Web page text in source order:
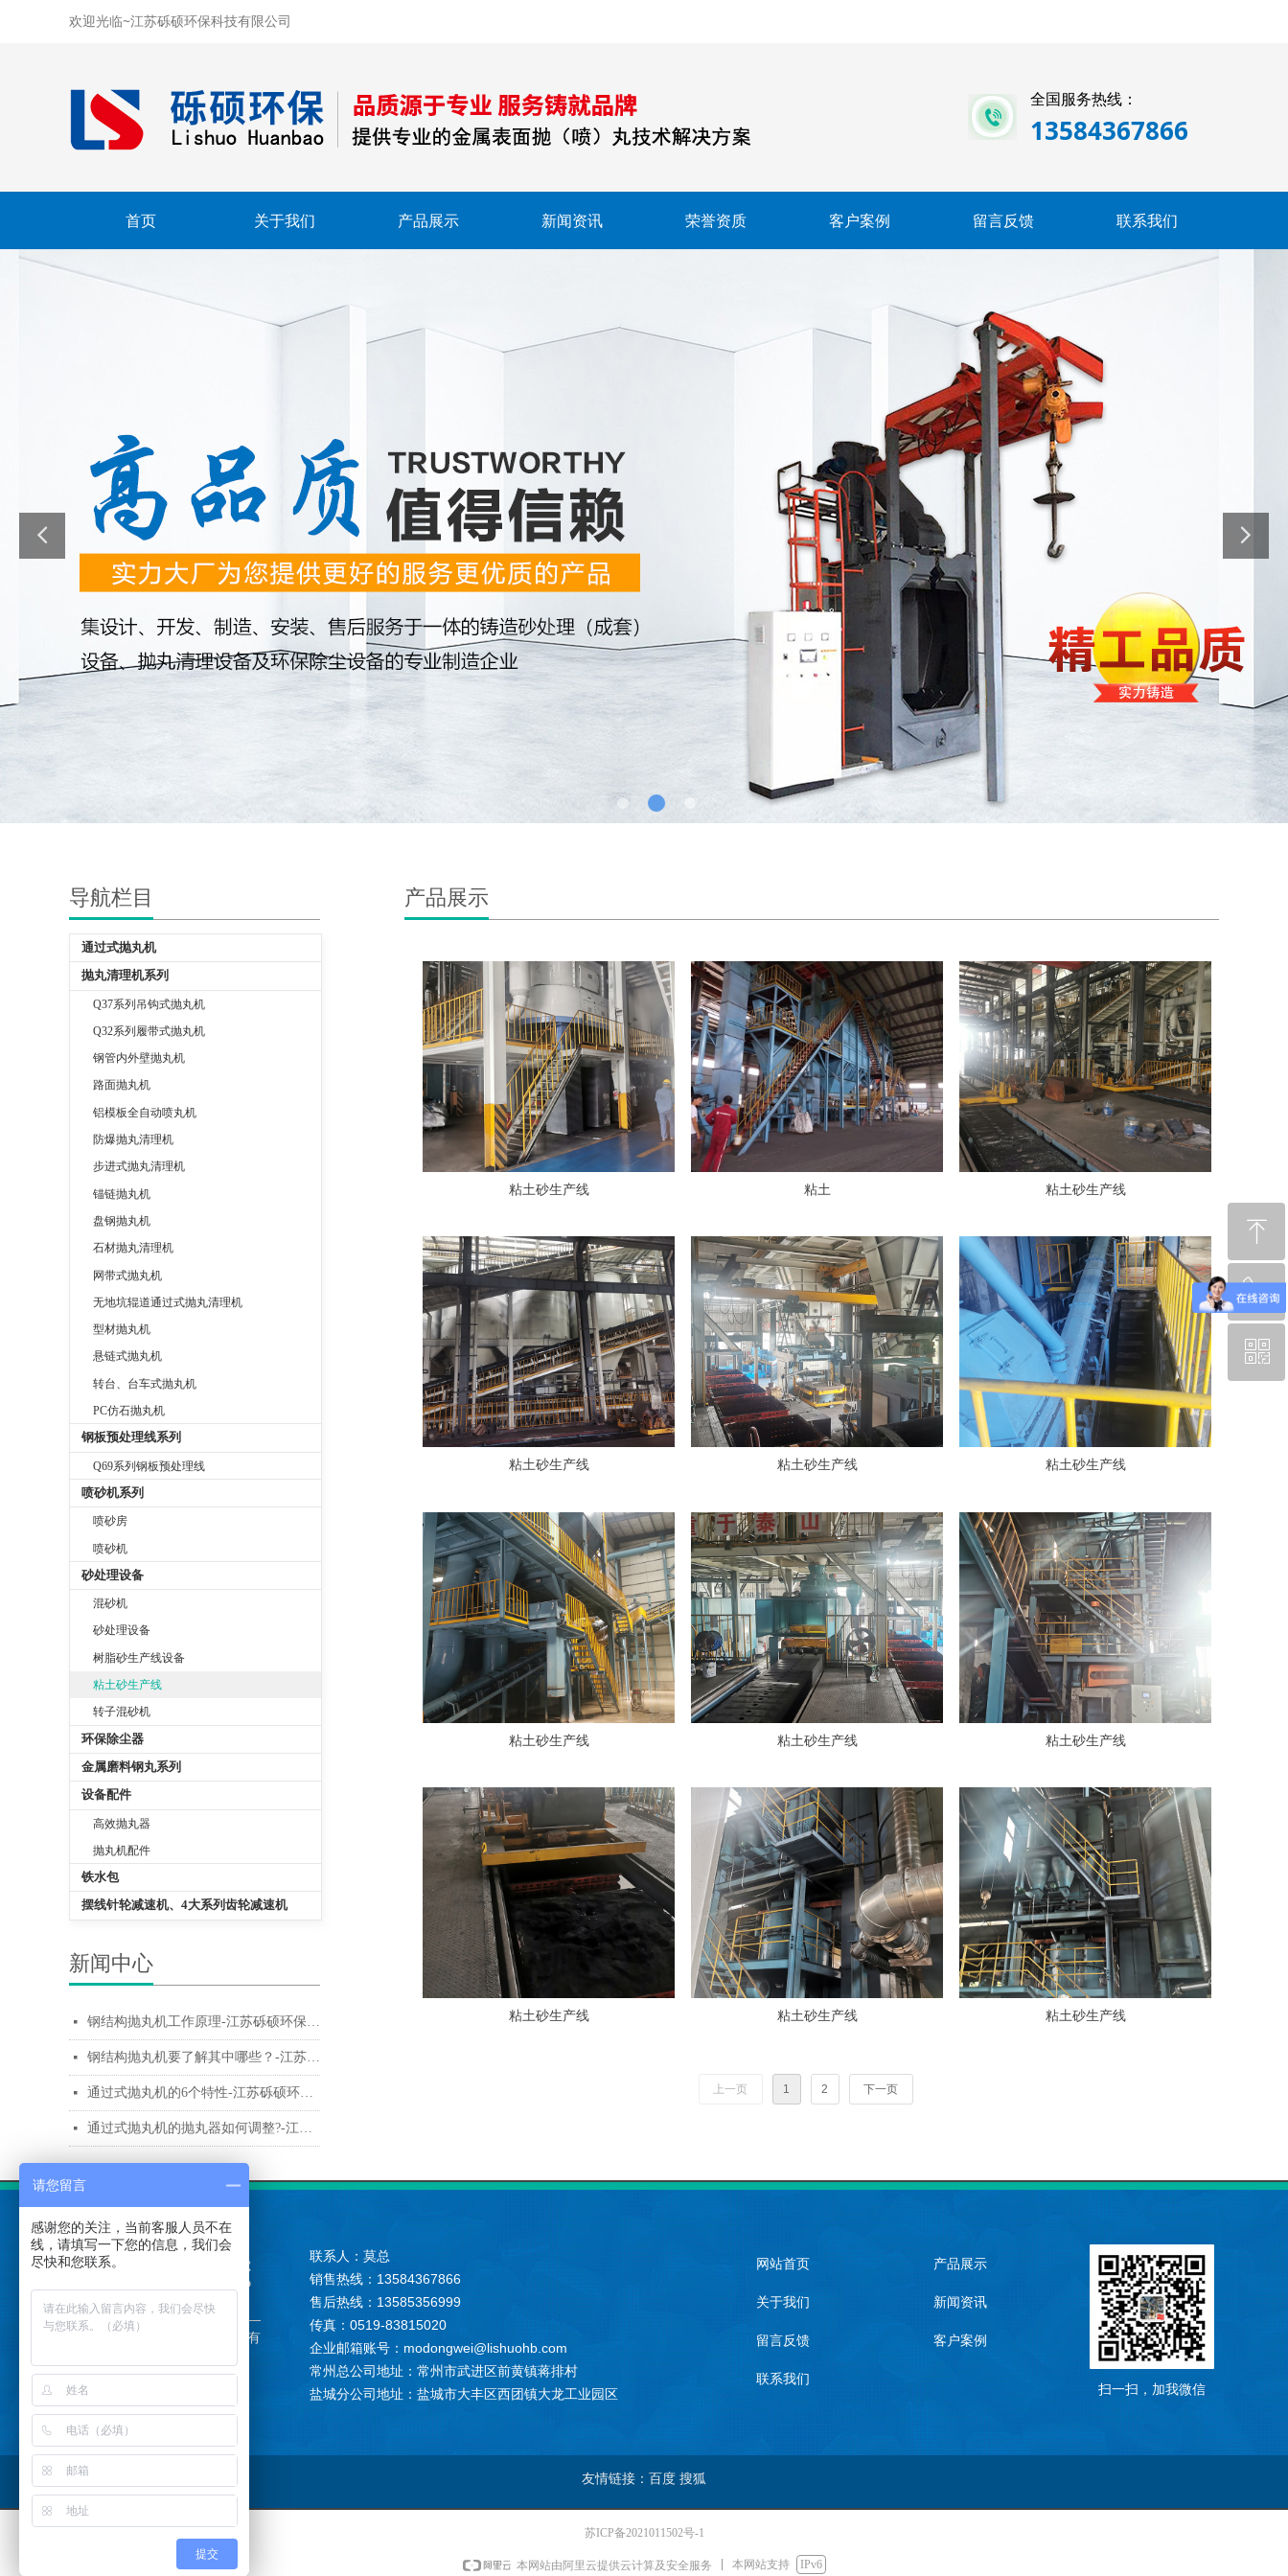
欢迎光临~江苏砾硕环保科技有限公司
全国服务热线：
13584367866
首页 关于我们 产品展示 新闻资讯 荣誉资质 客户案例 留言反馈 联系我们
导航栏目
넷 钢结构抛丸机工作原理-江苏砾硕环保科技有限公司
넷 钢结构抛丸机要了解其中哪些？-江苏砾硕环保科技有限公司
넷 通过式抛丸机的6个特性-江苏砾硕环保科技有限公司
넷 通过式抛丸机的抛丸器如何调整?-江苏砾硕环保科技有限公司
产品展示
粘土砂生产线 粘土 粘土砂生产线
粘土砂生产线 粘土砂生产线 粘土砂生产线
粘土砂生产线 粘土砂生产线 粘土砂生产线
粘土砂生产线 粘土砂生产线 粘土砂生产线
上一页 1 2 下一页
通过式抛丸机
抛丸清理机系列
Q37系列吊钩式抛丸机
Q32系列履带式抛丸机
钢管内外壁抛丸机
路面抛丸机
铝模板全自动喷丸机
防爆抛丸清理机
步进式抛丸清理机
锚链抛丸机
盘钢抛丸机
石材抛丸清理机
网带式抛丸机
无地坑辊道通过式抛丸清理机
型材抛丸机
悬链式抛丸机
转台、台车式抛丸机
PC仿石抛丸机
钢板预处理线系列
Q69系列钢板预处理线
喷砂机系列
喷砂房
喷砂机
砂处理设备
混砂机
砂处理设备
树脂砂生产线设备
粘土砂生产线
转子混砂机
环保除尘器
金属磨料钢丸系列
设备配件
高效抛丸器
抛丸机配件
铁水包
摆线针轮减速机、4大系列齿轮减速机
新闻中心
江苏砾硕环保科技有
联系人：莫总
销售热线：13584367866
售后热线：13585356999
传真：0519-83815020
企业邮箱账号：modongwei@lishuohb.com
常州总公司地址：常州市武进区前黄镇蒋排村
盐城分公司地址：盐城市大丰区西团镇大龙工业园区
扫一扫，加我微信
网站首页
关于我们
留言反馈
联系我们
产品展示
新闻资讯
客户案例
友情链接：百度 搜狐
苏ICP备2021011502号-1
本网站由阿里云提供云计算及安全服务 本网站支持 IPv6
ꁸ
ꂅ
13584367866
ꀥ
请您留言
感谢您的关注，当前客服人员不在
线，请填写一下您的信息，我们会
尽快和您联系。
提交